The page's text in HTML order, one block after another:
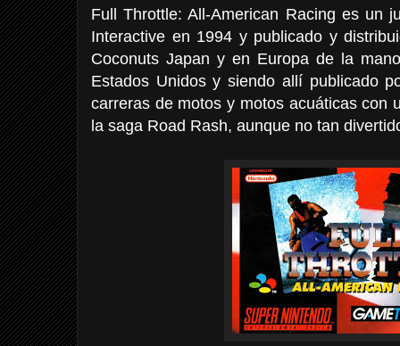
Full Throttle: All-American Racing es un
Interactive en 1994 y publicado y
Coconuts Japan y en Europa de la
Estados Unidos y siendo allí publicado
carreras de motos y motos acuáticas con
la saga Road Rash, aunque no tan